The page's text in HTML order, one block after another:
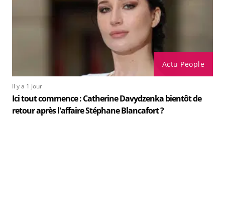
Actu People
Il y a 1 Jour
Ici tout commence : Catherine Davydzenka bientôt de
retour après l'affaire Stéphane Blancafort ?